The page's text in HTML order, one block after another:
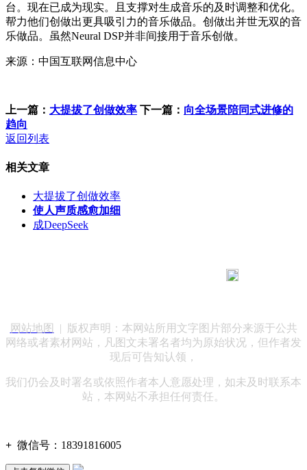
台。现在已成为现实。且支撑对生成音乐的及时调整和优化。
帮力他们创做出更具吸引力的音乐做品。创做出并世无双的音
乐做品。虽然Neural DSP并非间接用于音乐创做。
来源：中国互联网信息中心
上一篇： 大提拔了创做效率 下一篇： 向全场景陪同式进修的
趋向
返回列表
相关文章
大提拔了创做效率
使人声质感愈加细
成DeepSeek
网站地图
| 版权声明：本网站所用文字图片部分来源于公共
网络或者素材网站，凡图文未署名者均为原始状况，但作者发
现后可告知认领，
我们仍会及时署名或依照作者本人意愿处理，如未及时联系本
站，本网站不承担任何责任。
+ 微信号： 18391816005